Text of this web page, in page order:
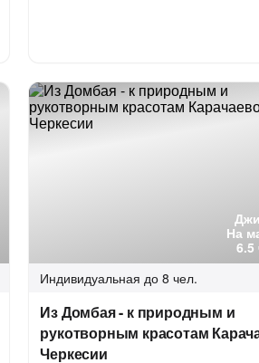
На
6.5
Индивидуальная до 8 чел.
Из Домбая - к природным и
рукотворным красотам
Черкесии